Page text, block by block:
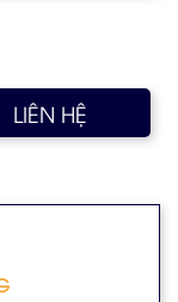
LIÊN HỆ